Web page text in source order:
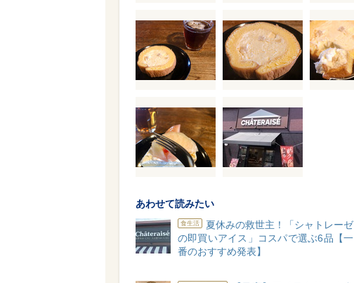
あわせて読みたい
食生活
夏休みの救世主！「シャトレーゼ
の即買いアイス」コスパで選ぶ6品【一
番のおすすめ発表】